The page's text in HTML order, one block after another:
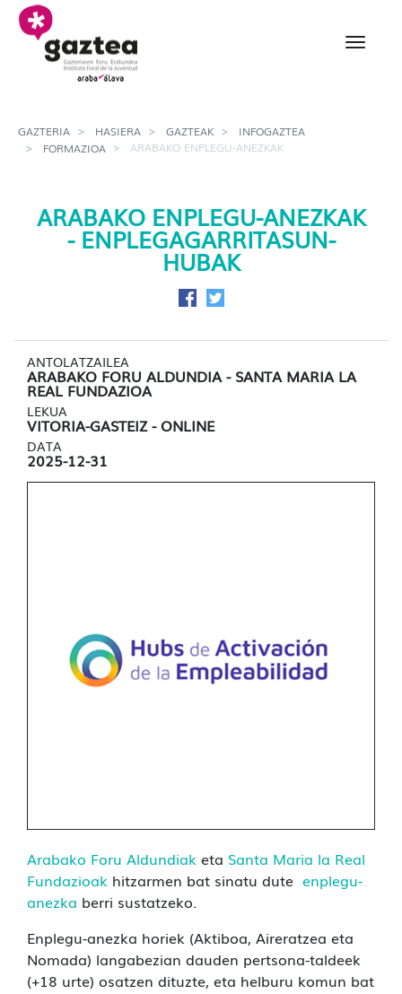
Eduki nagusira joan
Arabako enplegu-
GAZTERIA HASIERA GAZTEAK
INFOGAZTEA
FORMAZIOA
ARABAKO ENPLEGU-ANEZKAK
ARABAKO ENPLEGU-ANEZKAK
- ENPLEGAGARRITASUN-
HUBAK
Facebook-en partekatu
Twitter-en partekatu
ANTOLATZAILEA
ARABAKO FORU ALDUNDIA - SANTA MARIA LA
REAL FUNDAZIOA
LEKUA
VITORIA-GASTEIZ - ONLINE
DATA
2025-12-31
Arabako Foru Aldundiak eta Santa Maria la Real
Fundazioak hitzarmen bat sinatu dute enplegu-
anezka berri sustatzeko.
Enplegu-anezka horiek (Aktiboa, Aireratzea eta
Nomada) langabezian dauden pertsona-taldeek
(+18 urte) osatzen dituzte, eta helburu komun bat